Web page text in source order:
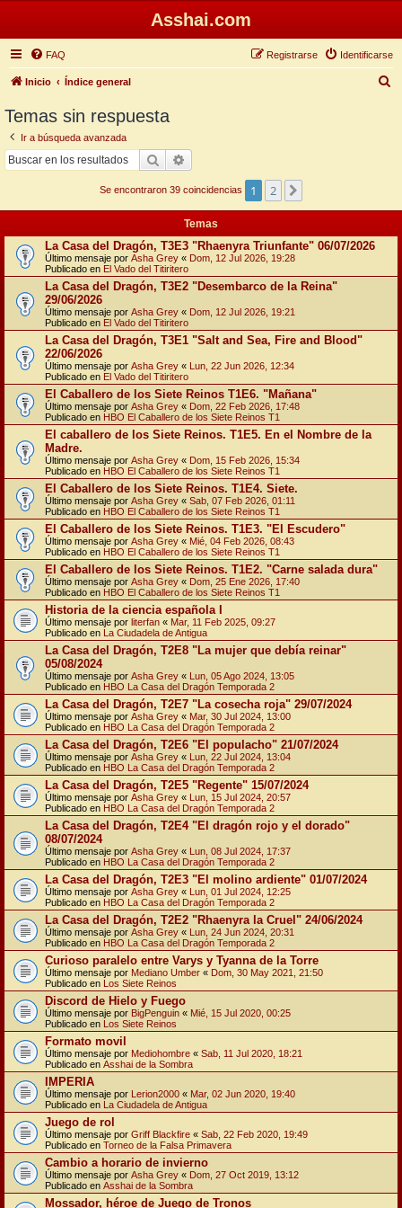
Asshai.com
FAQ Identificarse
Registrarse
Inicio Índice general
Temas sin respuesta
Ir a búsqueda avanzada
Buscar
Se encontraron 39 coincidencias 1 2
Temas
La Casa del Dragón, T3E3 "Rhaenyra Triunfante" 06/07/2026
Último mensaje por Asha Grey « Dom, 12 Jul 2026, 19:28
Publicado en El Vado del Titiritero
La Casa del Dragón, T3E2 "Desembarco de la Reina"
29/06/2026
Último mensaje por Asha Grey « Dom, 12 Jul 2026, 19:21
Publicado en El Vado del Titiritero
La Casa del Dragón, T3E1 "Salt and Sea, Fire and Blood"
22/06/2026
Último mensaje por Asha Grey « Lun, 22 Jun 2026, 12:34
Publicado en El Vado del Titiritero
El Caballero de los Siete Reinos T1E6. "Mañana"
Último mensaje por Asha Grey « Dom, 22 Feb 2026, 17:48
Publicado en HBO El Caballero de los Siete Reinos T1
El caballero de los Siete Reinos. T1E5. En el Nombre de la
Madre.
Último mensaje por Asha Grey « Dom, 15 Feb 2026, 15:34
Publicado en HBO El Caballero de los Siete Reinos T1
El Caballero de los Siete Reinos. T1E4. Siete.
Último mensaje por Asha Grey « Sab, 07 Feb 2026, 01:11
Publicado en HBO El Caballero de los Siete Reinos T1
El Caballero de los Siete Reinos. T1E3. "El Escudero"
Último mensaje por Asha Grey « Mié, 04 Feb 2026, 08:43
Publicado en HBO El Caballero de los Siete Reinos T1
El Caballero de los Siete Reinos. T1E2. "Carne salada dura"
Último mensaje por Asha Grey « Dom, 25 Ene 2026, 17:40
Publicado en HBO El Caballero de los Siete Reinos T1
Historia de la ciencia española I
Último mensaje por literfan « Mar, 11 Feb 2025, 09:27
Publicado en La Ciudadela de Antigua
La Casa del Dragón, T2E8 "La mujer que debía reinar"
05/08/2024
Último mensaje por Asha Grey « Lun, 05 Ago 2024, 13:05
Publicado en HBO La Casa del Dragón Temporada 2
La Casa del Dragón, T2E7 "La cosecha roja" 29/07/2024
Último mensaje por Asha Grey « Mar, 30 Jul 2024, 13:00
Publicado en HBO La Casa del Dragón Temporada 2
La Casa del Dragón, T2E6 "El populacho" 21/07/2024
Último mensaje por Asha Grey « Lun, 22 Jul 2024, 13:04
Publicado en HBO La Casa del Dragón Temporada 2
La Casa del Dragón, T2E5 "Regente" 15/07/2024
Último mensaje por Asha Grey « Lun, 15 Jul 2024, 20:57
Publicado en HBO La Casa del Dragón Temporada 2
La Casa del Dragón, T2E4 "El dragón rojo y el dorado"
08/07/2024
Último mensaje por Asha Grey « Lun, 08 Jul 2024, 17:37
Publicado en HBO La Casa del Dragón Temporada 2
La Casa del Dragón, T2E3 "El molino ardiente" 01/07/2024
Último mensaje por Asha Grey « Lun, 01 Jul 2024, 12:25
Publicado en HBO La Casa del Dragón Temporada 2
La Casa del Dragón, T2E2 "Rhaenyra la Cruel" 24/06/2024
Último mensaje por Asha Grey « Lun, 24 Jun 2024, 20:31
Publicado en HBO La Casa del Dragón Temporada 2
Curioso paralelo entre Varys y Tyanna de la Torre
Último mensaje por Mediano Umber « Dom, 30 May 2021, 21:50
Publicado en Los Siete Reinos
Discord de Hielo y Fuego
Último mensaje por BigPenguin « Mié, 15 Jul 2020, 00:25
Publicado en Los Siete Reinos
Formato movil
Último mensaje por Mediohombre « Sab, 11 Jul 2020, 18:21
Publicado en Asshai de la Sombra
IMPERIA
Último mensaje por Lerion2000 « Mar, 02 Jun 2020, 19:40
Publicado en La Ciudadela de Antigua
Juego de rol
Último mensaje por Griff Blackfire « Sab, 22 Feb 2020, 19:49
Publicado en Torneo de la Falsa Primavera
Cambio a horario de invierno
Último mensaje por Asha Grey « Dom, 27 Oct 2019, 13:12
Publicado en Asshai de la Sombra
Mossador, héroe de Juego de Tronos